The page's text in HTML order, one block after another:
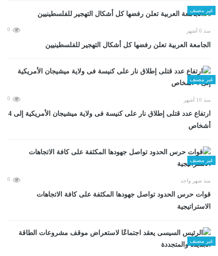
غير مصنف
منذ 6 أشهر 0
الجامعة العربية تعلن رفضها كل أشكال التهجير للفلسطينيين
غير مصنف
منذ 10 أشهر 0
ارتفاع عدد قتلى إطلاق نار على كنيسة فى ولاية ميشيجان الأمريكية إلى 4
أشخاص
غير مصنف
منذ شهر واحد 0
قوات حرس الحدود تواصل جهودها المكثفة على كافة الاتجاهات
الاستراتيجية
غير مصنف